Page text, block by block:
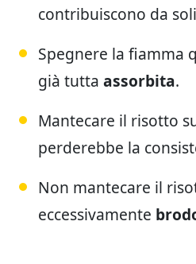
contribuiscono da
Spegnere la fiamma
già tutta assorbita.
Mantecare il risotto
perderebbe la
Non mantecare il
eccessivamente